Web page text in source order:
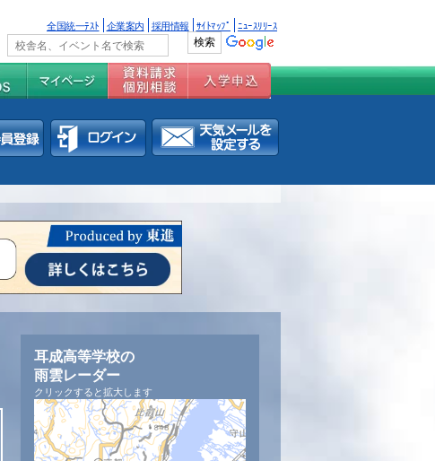
全国統一ﾃｽﾄ 企業案内 採用情報 ｻｲﾄﾏｯﾌﾟ ﾆｭｰｽﾘﾘｰｽ
耳成高等学校の
雨雲レーダー
クリックすると拡大します